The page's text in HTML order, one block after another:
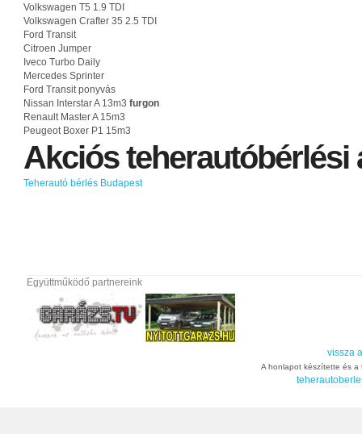
Volkswagen T5 1.9 TDI
Volkswagen Crafter 35 2.5 TDI
Ford Transit
Citroen Jumper
Iveco Turbo Daily
Mercedes Sprinter
Ford Transit ponyvás
Nissan Interstar A 13m3 furgon
Renault Master A 15m3
Peugeot Boxer P1 15m3
Akciósteherautóbérlési
Teherautó bérlés Budapest
Együttműködő partnereink
vissza
A honlapot készítette és